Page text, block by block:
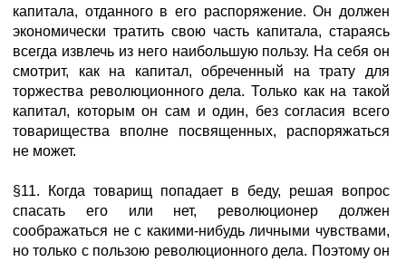
капитала, отданного в его распоряжение. Он должен
экономически тратить свою часть капитала, стараясь
всегда извлечь из него наибольшую пользу. На себя он
смотрит, как на капитал, обреченный на трату для
торжества революционного дела. Только как на такой
капитал, которым он сам и один, без согласия всего
товарищества вполне посвященных, распоряжаться
не может.
§11. Когда товарищ попадает в беду, решая вопрос
спасать его или нет, революционер должен
соображаться не с какими-нибудь личными чувствами,
но только с пользою революционного дела. Поэтому он